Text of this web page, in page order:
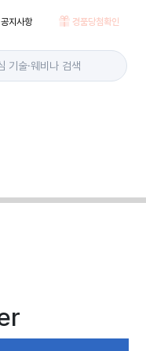
공지사항 경품당첨확인